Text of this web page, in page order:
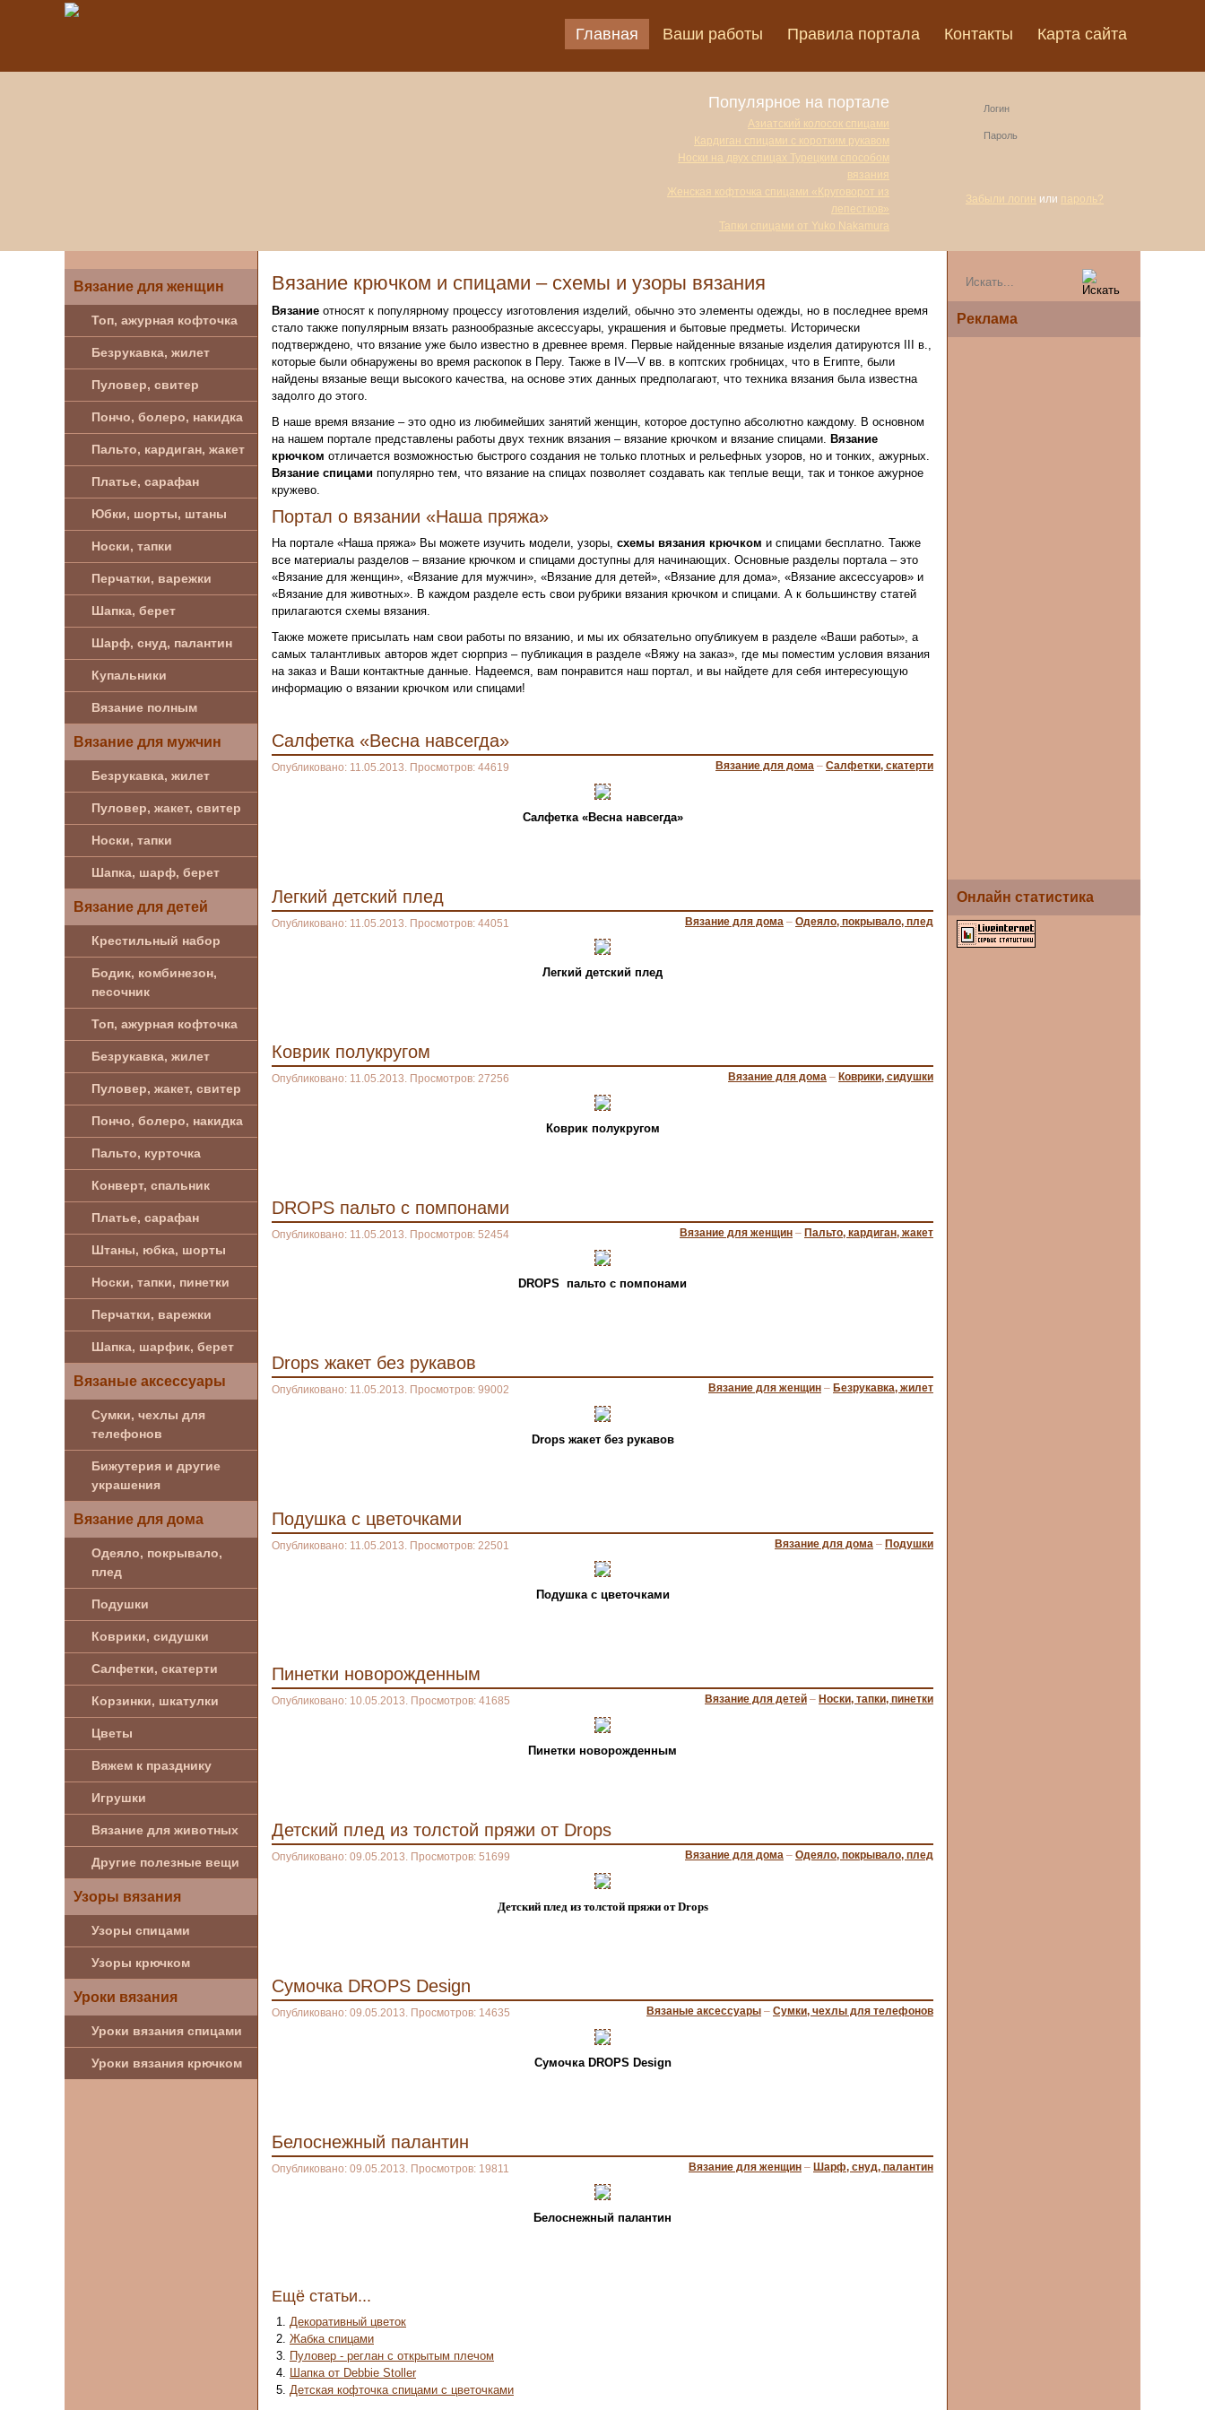
Главная Ваши работы Правила портала Контакты Карта сайта
Популярное на портале
Азиатский колосок спицами
Кардиган спицами с коротким рукавом
Носки на двух спицах Турецким способом
вязания
Женская кофточка спицами «Круговорот из
лепестков»
Тапки спицами от Yuko Nakamura
Забыли логин или пароль?
Вязание для женщин
Топ, ажурная кофточка
Безрукавка, жилет
Пуловер, свитер
Пончо, болеро, накидка
Пальто, кардиган, жакет
Платье, сарафан
Юбки, шорты, штаны
Носки, тапки
Перчатки, варежки
Шапка, берет
Шарф, снуд, палантин
Купальники
Вязание полным
Вязание для мужчин
Безрукавка, жилет
Пуловер, жакет, свитер
Носки, тапки
Шапка, шарф, берет
Вязание для детей
Крестильный набор
Бодик, комбинезон,
песочник
Топ, ажурная кофточка
Безрукавка, жилет
Пуловер, жакет, свитер
Пончо, болеро, накидка
Пальто, курточка
Конверт, спальник
Платье, сарафан
Штаны, юбка, шорты
Носки, тапки, пинетки
Перчатки, варежки
Шапка, шарфик, берет
Вязаные аксессуары
Сумки, чехлы для
телефонов
Бижутерия и другие
украшения
Вязание для дома
Одеяло, покрывало,
плед
Подушки
Коврики, сидушки
Салфетки, скатерти
Корзинки, шкатулки
Цветы
Вяжем к празднику
Игрушки
Вязание для животных
Другие полезные вещи
Узоры вязания
Узоры спицами
Узоры крючком
Уроки вязания
Уроки вязания спицами
Уроки вязания крючком
Вязание крючком и спицами – схемы и узоры вязания
Вязание относят к популярному процессу изготовления изделий, обычно это элементы одежды, но в последнее время
стало также популярным вязать разнообразные аксессуары, украшения и бытовые предметы. Исторически
подтверждено, что вязание уже было известно в древнее время. Первые найденные вязаные изделия датируются III в.,
которые были обнаружены во время раскопок в Перу. Также в IV—V вв. в коптских гробницах, что в Египте, были
найдены вязаные вещи высокого качества, на основе этих данных предполагают, что техника вязания была известна
задолго до этого.
В наше время вязание – это одно из любимейших занятий женщин, которое доступно абсолютно каждому. В основном
на нашем портале представлены работы двух техник вязания – вязание крючком и вязание спицами. Вязание
крючком отличается возможностью быстрого создания не только плотных и рельефных узоров, но и тонких, ажурных.
Вязание спицами популярно тем, что вязание на спицах позволяет создавать как теплые вещи, так и тонкое ажурное
кружево.
Портал о вязании «Наша пряжа»
На портале «Наша пряжа» Вы можете изучить модели, узоры, схемы вязания крючком и спицами бесплатно. Также
все материалы разделов – вязание крючком и спицами доступны для начинающих. Основные разделы портала – это
«Вязание для женщин», «Вязание для мужчин», «Вязание для детей», «Вязание для дома», «Вязание аксессуаров» и
«Вязание для животных». В каждом разделе есть свои рубрики вязания крючком и спицами. А к большинству статей
прилагаются схемы вязания.
Также можете присылать нам свои работы по вязанию, и мы их обязательно опубликуем в разделе «Ваши работы», а
самых талантливых авторов ждет сюрприз – публикация в разделе «Вяжу на заказ», где мы поместим условия вязания
на заказ и Ваши контактные данные. Надеемся, вам понравится наш портал, и вы найдете для себя интересующую
информацию о вязании крючком или спицами!
Салфетка «Весна навсегда»
Опубликовано: 11.05.2013. Просмотров: 44619 Вязание для дома – Салфетки, скатерти
Салфетка «Весна навсегда»
Легкий детский плед
Опубликовано: 11.05.2013. Просмотров: 44051 Вязание для дома – Одеяло, покрывало, плед
Легкий детский плед
Коврик полукругом
Опубликовано: 11.05.2013. Просмотров: 27256 Вязание для дома – Коврики, сидушки
Коврик полукругом
DROPS пальто с помпонами
Опубликовано: 11.05.2013. Просмотров: 52454 Вязание для женщин – Пальто, кардиган, жакет
DROPS пальто с помпонами
Drops жакет без рукавов
Опубликовано: 11.05.2013. Просмотров: 99002 Вязание для женщин – Безрукавка, жилет
Drops жакет без рукавов
Подушка с цветочками
Опубликовано: 11.05.2013. Просмотров: 22501 Вязание для дома – Подушки
Подушка с цветочками
Пинетки новорожденным
Опубликовано: 10.05.2013. Просмотров: 41685 Вязание для детей – Носки, тапки, пинетки
Пинетки новорожденным
Детский плед из толстой пряжи от Drops
Опубликовано: 09.05.2013. Просмотров: 51699 Вязание для дома – Одеяло, покрывало, плед
Детский плед из толстой пряжи отDrops
Сумочка DROPS Design
Опубликовано: 09.05.2013. Просмотров: 14635 Вязаные аксессуары – Сумки, чехлы для телефонов
Сумочка DROPS Design
Белоснежный палантин
Опубликовано: 09.05.2013. Просмотров: 19811 Вязание для женщин – Шарф, снуд, палантин
Белоснежный палантин
Ещё статьи...
Декоративный цветок
Жабка спицами
Пуловер - реглан с открытым плечом
Шапка от Debbie Stoller
Детская кофточка спицами с цветочками
Реклама
Онлайн статистика